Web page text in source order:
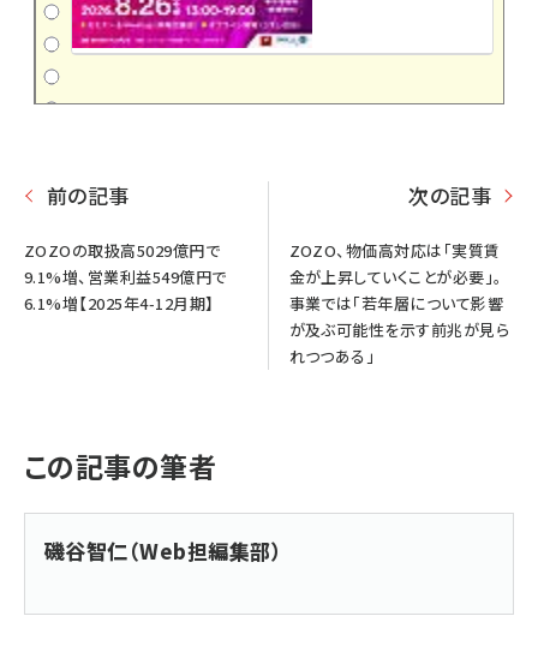
前の記事
ZOZOの取扱高5029億円で
9.1%増、営業利益549億円で
6.1%増【2025年4-12月期】
次の記事
ZOZO、物価高対応は「実質賃
金が上昇していくことが必要」。
事業では「若年層について影響
が及ぶ可能性を示す前兆が見ら
れつつある」
この記事の筆者
磯谷智仁（Web担編集部）